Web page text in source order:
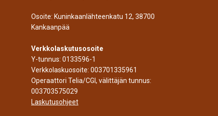
Osoite: Kuninkaanlähteenkatu 12, 38700
Kankaanpää
Verkkolaskutusosoite
Y-tunnus: 0133596-1
Verkkolaskuosoite: 003701335961
Operaattori Telia/CGI, välittäjän tunnus:
003703575029
Laskutusohjeet